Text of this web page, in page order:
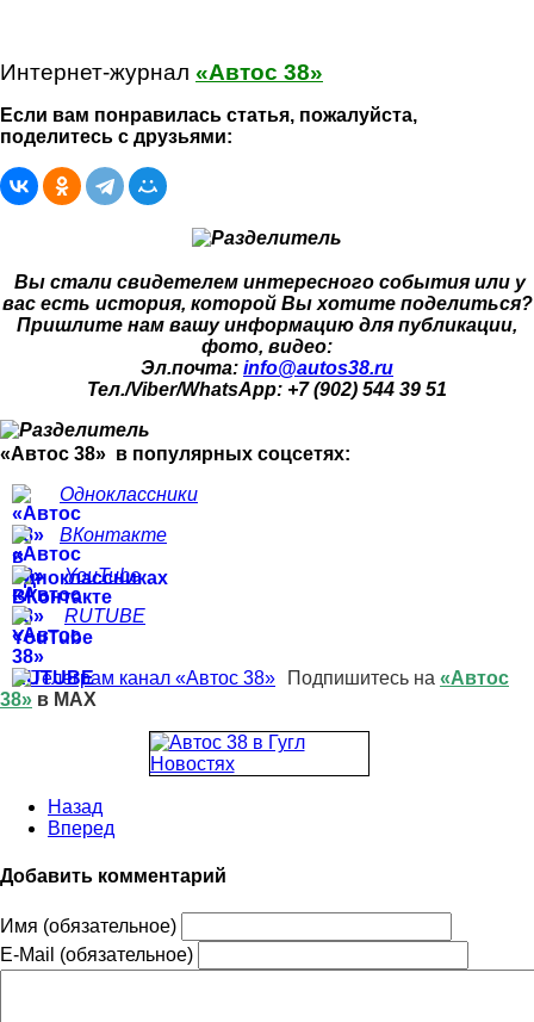
Интернет-журнал «Автос 38»
Если вам понравилась статья, пожалуйста,
поделитесь с друзьями:
Вы стали свидетелем интересного события или у
вас есть история, которой Вы хотите поделиться?
Пришлите нам вашу информацию для публикации,
фото, видео:
Эл.почта: info@autos38.ru
Тел./Viber/WhatsApp: +7 (902) 544 39 51
«Автос 38» в популярных соцсетях:
Одноклассники
ВКонтакте
YouTube
RUTUBE
Подпишитесь на «Автос
38» в MAX
Назад
Вперед
Добавить комментарий
Имя (обязательное)
E-Mail (обязательное)